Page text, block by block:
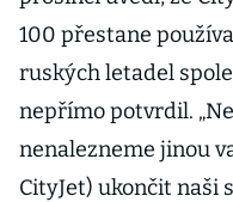
100 přestane
ruských letadel
nepřímo potvrdil.
nenalezneme jinou
CityJet) ukončit naši